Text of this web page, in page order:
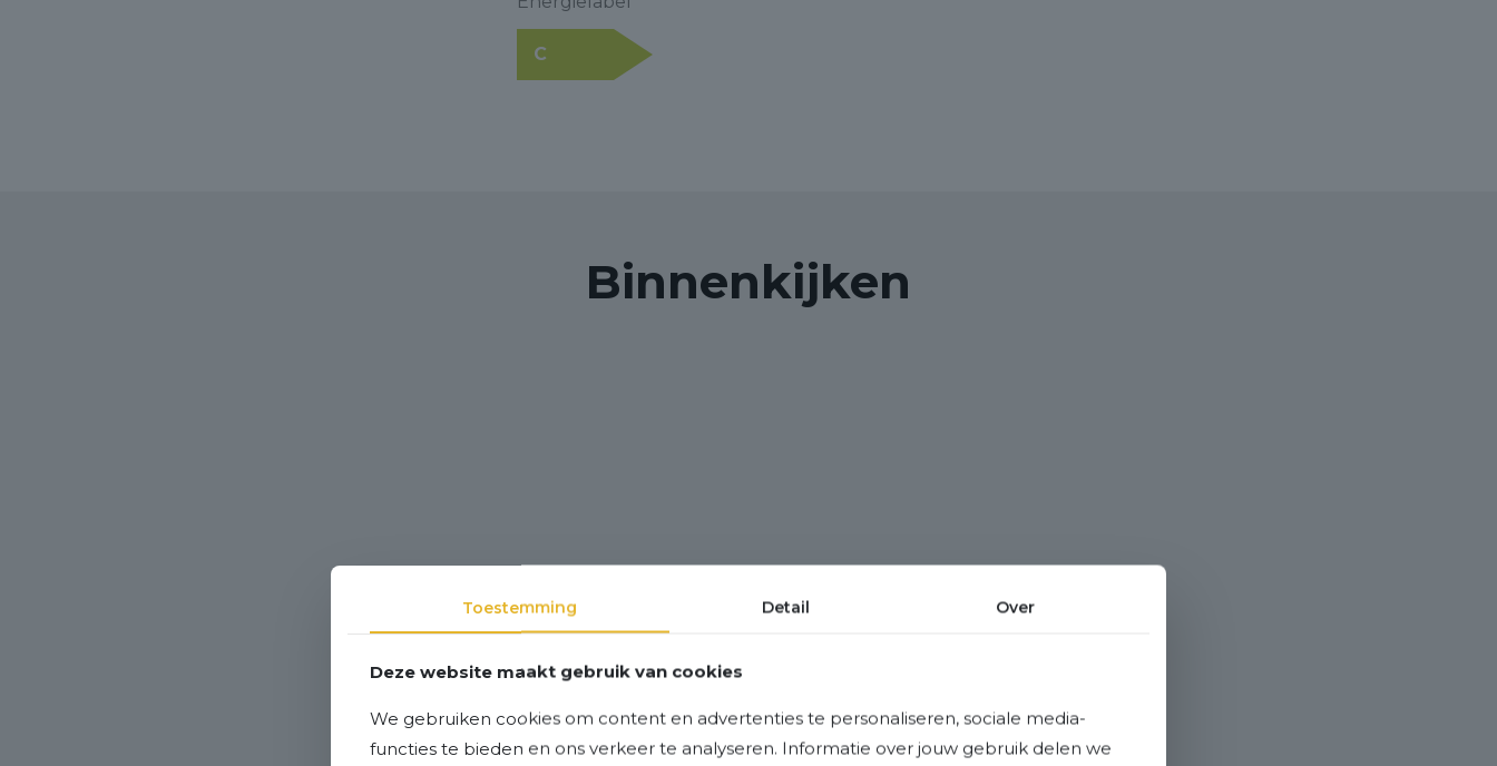
C
Binnenkijken
Toestemming Detail Over
Deze website maakt gebruik van cookies
We gebruiken cookies om content en advertenties te personaliseren, sociale media-
functies te bieden en ons verkeer te analyseren. Informatie over jouw gebruik delen we